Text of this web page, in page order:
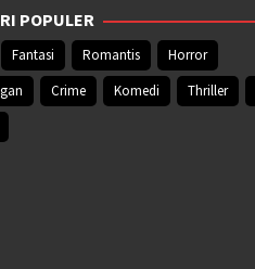
POPULER
Fantasi Romantis
Horror
Crime Komedi Thriller